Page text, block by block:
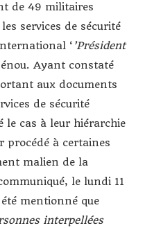
de 49 militaires
services de sécurité
‘ ’Président
Ayant constaté
aux documents
de sécurité
le cas à leur hiérarchie
procédé à certaines
malien de la
le lundi 11
mentionné que
interpellées